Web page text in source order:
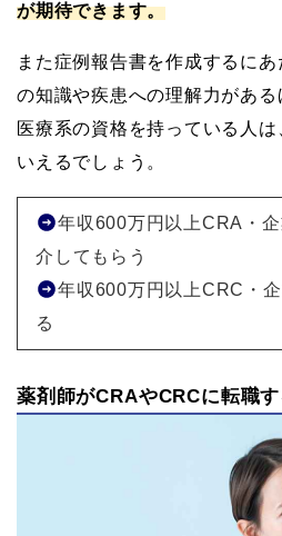
が期待できます。
また症例報告書を作成するに
の知識や疾患への理解力がある
医療系の資格を持っている人
いえるでしょう。
年収600万円以上CRA・
介してもらう
年収600万円以上CRC・
る
薬剤師がCRAやCRCに転職